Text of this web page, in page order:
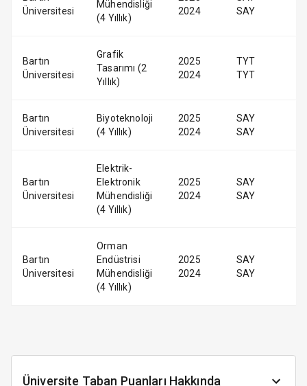
Üniversitesi
Mühendisliği
(4 Yıllık)
2024
SAY
Bartın
Üniversitesi
Grafik
Tasarımı (2
Yıllık)
2025
2024
TYT
TYT
Bartın
Üniversitesi
Biyoteknoloji
(4 Yıllık)
2025
2024
SAY
SAY
Bartın
Üniversitesi
Elektrik-
Elektronik
Mühendisliği
(4 Yıllık)
2025
2024
SAY
SAY
Bartın
Üniversitesi
Orman
Endüstrisi
Mühendisliği
(4 Yıllık)
2025
2024
SAY
SAY
Üniversite Taban Puanları Hakkında